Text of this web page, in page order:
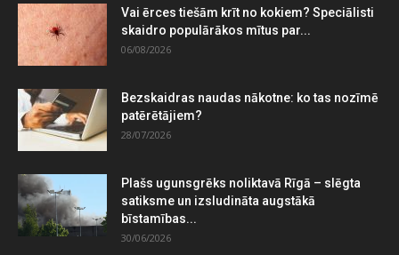
Vai ērces tiešām krīt no kokiem? Speciālisti
skaidro populārākos mītus par...
06/08/2026
Bezskaidras naudas nākotne: ko tas nozīmē
patērētājiem?
28/07/2026
Plašs ugunsgrēks noliktavā Rīgā – slēgta
satiksme un izsludināta augstākā
bīstamības...
30/06/2026